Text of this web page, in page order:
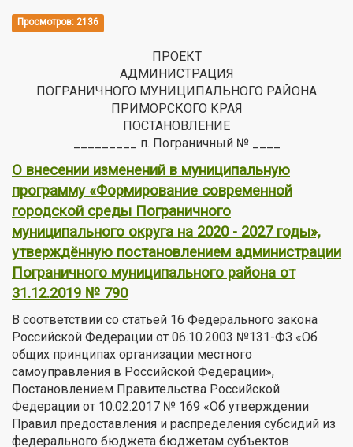
Просмотров: 2136
ПРОЕКТ
АДМИНИСТРАЦИЯ
ПОГРАНИЧНОГО МУНИЦИПАЛЬНОГО РАЙОНА
ПРИМОРСКОГО КРАЯ
ПОСТАНОВЛЕНИЕ
_________ п. Пограничный № ____
О внесении изменений в муниципальную
программу «Формирование современной
городской среды Пограничного
муниципального округа на 2020 - 2027 годы»,
утверждённую постановлением администрации
Пограничного муниципального района от
31.12.2019 № 790
В соответствии со статьей 16 Федерального закона
Российской Федерации от 06.10.2003 №131-ФЗ «Об
общих принципах организации местного
самоуправления в Российской Федерации»,
Постановлением Правительства Российской
Федерации от 10.02.2017 № 169 «Об утверждении
Правил предоставления и распределения субсидий из
федерального бюджета бюджетам субъектов